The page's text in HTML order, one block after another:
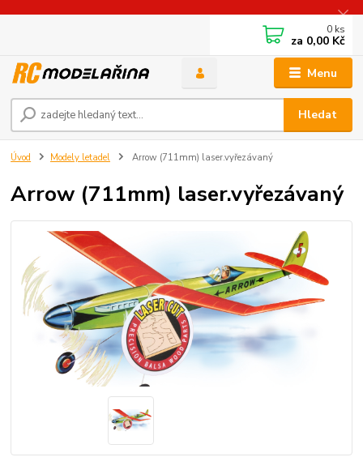
Menu
Hledat
0 ks
za 0,00 Kč
Úvod Modely letadel Arrow (711mm) laser.vyřezávaný
Arrow (711mm) laser.vyřezávaný